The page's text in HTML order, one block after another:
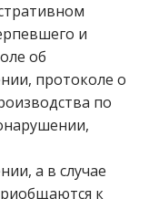
и
об
протоколе о
по
а в случае
к